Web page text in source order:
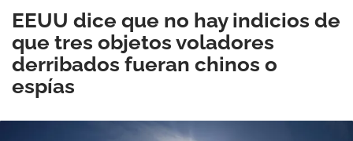
EEUU dice que no hay indicios de
que tres objetos voladores
derribados fueran chinos o
espías